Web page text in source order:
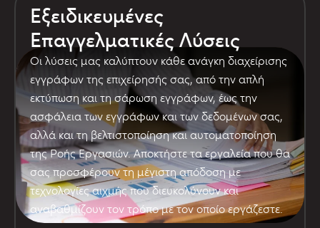
Εξειδικευμένες
Επαγγελματικές Λύσεις
Οι λύσεις μας καλύπτουν κάθε ανάγκη διαχείρισης
εγγράφων της επιχείρησής σας, από την απλή
εκτύπωση και τη σάρωση εγγράφων, έως την
ασφάλεια των εγγράφων και των δεδομένων σας,
αλλά και τη βελτιστοποίηση και αυτοματοποίηση
της Ροής Εργασιών. Αποκτήστε τα εργαλεία που θα
σας προσφέρουν τη μέγιστη απόδοση με
τεχνολογίες αιχμής που διευκολύνουν και
αναβαθμίζουν τον τρόπο με τον οποίο εργάζεστε.